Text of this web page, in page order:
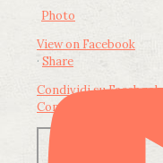
Photo
View on Facebook
· Share
Condividi su Facebook
Condividi su LinkedIn